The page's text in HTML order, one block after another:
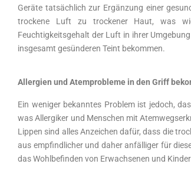
Geräte tatsächlich zur Ergänzung einer
trockene Luft zu trockener Haut, was
Feuchtigkeitsgehalt der Luft in ihrer
insgesamt gesünderen Teint bekommen.
Allergien und Atemprobleme in den Griff
Ein weniger bekanntes Problem ist jedoch,
was Allergiker und Menschen mit
Lippen sind alles Anzeichen dafür, dass die
aus empfindlicher und daher anfälliger für
das Wohlbefinden von Erwachsenen und